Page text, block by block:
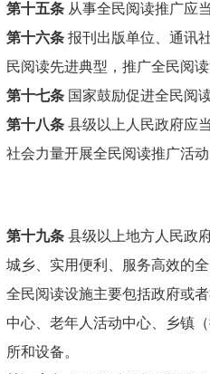
第十五条 从事全民阅读推广应
第十六条 报刊出版单位、通讯
民阅读先进典型，推广全民阅
第十七条 国家鼓励促进全民阅
第十八条 县级以上人民政府应
社会力量开展全民阅读推广活
第十九条 县级以上地方人民政
城乡、实用便利、服务高效的全
全民阅读设施主要包括政府或
中心、老年人活动中心、乡镇
所和设备。